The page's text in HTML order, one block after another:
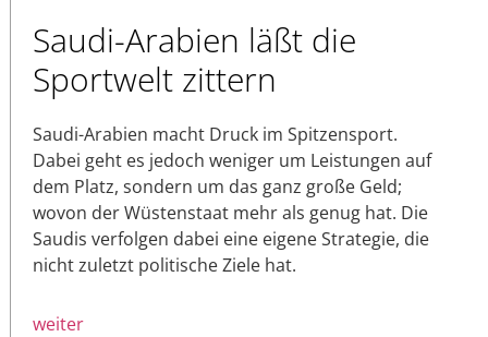
Saudi-Arabien läßt die
Sportwelt zittern
Saudi-Arabien macht Druck im Spitzensport.
Dabei geht es jedoch weniger um Leistungen auf
dem Platz, sondern um das ganz große Geld;
wovon der Wüstenstaat mehr als genug hat. Die
Saudis verfolgen dabei eine eigene Strategie, die
nicht zuletzt politische Ziele hat.
weiter